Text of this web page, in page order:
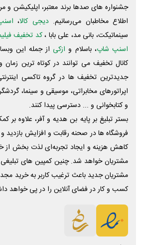
جشنواره های صدها برند معتبر، اپلیکیشن و
اطلاع مخاطبان می‌رسانیم. دیجی کالا،
سینماتیکت، بانی مد، علی‌ بابا ،کد تخفیف
اسنپ شاپ، باسلام و ازکی از جمله این
کانال تخفیف می توانند در کوتاه ترین
جدیدترین تخفیف ها در گروه تاکسی
اپراتورهای مخابراتی، موسیقی و سینما،
و کتابخوانی و ... دسترسی پیدا کنند.
بستر تبلیغ بر پایه بن هدیه و آفر، علاوه بر
فروشگاه ها در صحنه رقابت و افزایش بازدید
کاهش هزینه و ایجاد تجربه‌ای لذت بخش از
مشتریان خواهد شد. چنین کمپین های
مشتریان جدید باعث ترغیب کاربر به خرید
کسب و کار در فضای آنلاین را در پی خواهد